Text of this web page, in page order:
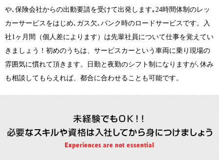
や､保険会社からの出動要請を受けて出発します｡24時間体制のレッ
カーサービスをはじめ､ガス欠､パンク時のロードサービスです。入
社1ヶ月間（個人差によります）は先輩社員について仕事を覚えてい
きましょう！初めのうちは、サービスカーという車両に乗り現場の
雰囲気に慣れて頂きます。日勤と夜勤のシフト制になりますが､休み
も相談してもらえれば、都合に合わせることも可能です。